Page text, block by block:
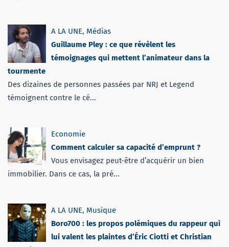
A LA UNE, Médias
Guillaume Pley : ce que révèlent les
témoignages qui mettent l’animateur dans la
tourmente
Des dizaines de personnes passées par NRJ et Legend
témoignent contre le cé...
Economie
Comment calculer sa capacité d’emprunt ?
Vous envisagez peut-être d’acquérir un bien
immobilier. Dans ce cas, la pré...
A LA UNE, Musique
Boro700 : les propos polémiques du rappeur qui
lui valent les plaintes d’Éric Ciotti et Christian